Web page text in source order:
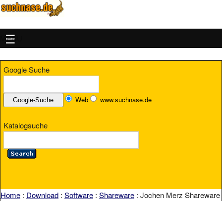
MENU
Google Suche
Web www.suchnase.de
Katalogsuche
Home : Download : Software : Shareware : Jochen Merz Shareware